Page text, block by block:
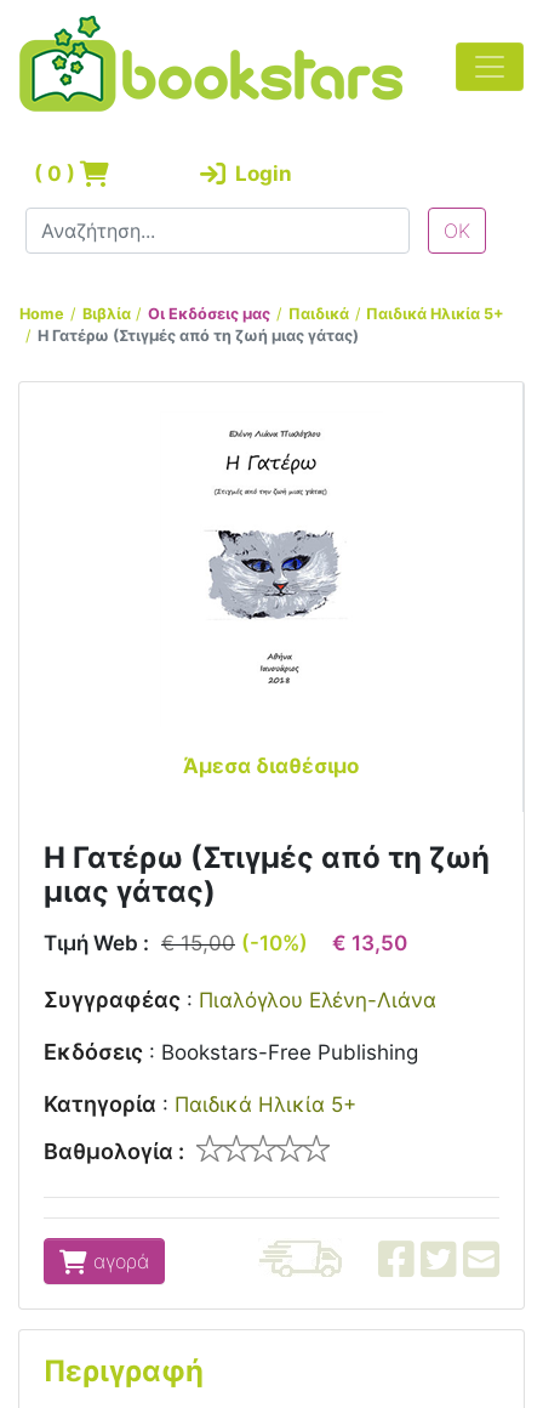
( 0 ) Login
Home Βιβλία Οι Εκδόσεις μας Παιδικά
Παιδικά Ηλικία 5+
Η Γατέρω (Στιγμές από τη ζωή μιας γάτας)
Άμεσα διαθέσιμο
Η Γατέρω (Στιγμές από τη ζωή
μιας γάτας)
Τιμή Web : € 15,00 (-10%) € 13,50
Συγγραφέας : Πιαλόγλου Ελένη-Λιάνα
Εκδόσεις : Bookstars-Free Publishing
Κατηγορία : Παιδικά Ηλικία 5+
Βαθμολογία :
αγορά
Περιγραφή